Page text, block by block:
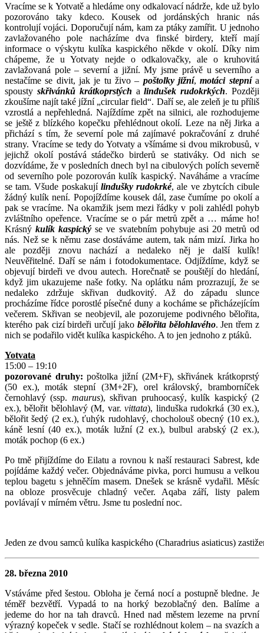
Vracíme se k Yotvatě a hledáme ony odkalovací nádrže, kde už bylo
pozorováno taky kdeco. Kousek od jordánských hranic nás
kontrolují vojáci. Doporučují nám, kam za ptáky zamířit. U jednoho
zavlažovaného pole nacházíme dva finské birdery, kteří mají
informace o výskytu kulíka kaspického někde v okolí. Díky nim
chápeme, že u Yotvaty nejde o odkalovačky, ale o kruhovitá
zavlažovaná pole – severní a jižní. My jsme právě u severního a
nestačíme se divit, jak je tu živo – poštolky jižní,motáci stepnía
spousty skřivánků krátkoprstých alindušek rudokrkých. Později
zkoušíme najít také jížní „circular field“. Daří se, ale zeleň je tu příliš
vzrostlá a nepřehledná. Najíždíme zpět na silnici, ale rozhodujeme
se ještě z blízkého kopečku přehlédnout okolí. Leze na něj Jirka a
přichází s tím, že severní pole má zajímavé pokračování z druhé
strany. Vracíme se tedy do Yotvaty a všímáme si dvou mikrobusů, v
jejichž okolí postává stádečko birderů se stativáky. Od nich se
dozvídáme, že v posledních dnech byl na cibulových polích severně
od severního pole pozorován kulík kaspický. Naváháme a vracíme
se tam. Všude poskakují lindušky rudokrké, ale ve zbytcích cibule
žádný kulík není. Popojíždíme kousek dál, zase čumíme po okolí a
pak se vracíme. Na okamžik jsem mezi řádky v poli zahlédl pohyb
zvláštního opeřence. Vracíme se o pár metrů zpět a … máme ho!
Krásnýkulík kaspický se ve svatebním pohybuje asi 20 metrů od
nás. Než se k němu zase dostáváme autem, tak nám mizí. Jirka ho
ale později znovu nachází a nedaleko něj je další kulík!
Neuvěřitelné. Daří se nám i fotodokumentace. Odjíždíme, když se
objevují birdeři ve dvou autech. Horečnatě se pouštějí do hledání,
když jim ukazujeme naše fotky. Na oplátku nám prozrazují, že se
nedaleko zdržuje skřivan dudkovitý. Až do západu slunce
procházíme řídce porostlé písečné duny a kocháme se přicházejícím
večerem. Skřivan se neobjevil, ale pozorujeme podivného bělořita,
kterého pak cizí birdeři určují jako bělořita bělohlavého. Jen třem z
nich se podařilo vidět kulíka kaspického. A to jen jednoho z ptáků.
Yotvata
15:00 – 19:10
pozorované druhy: poštolka jižní (2M+F), skřivánek krátkoprstý
(50 ex.), moták stepní (3M+2F), orel královský, bramborníček
černohlavý (ssp. maurus), skřivan pruhoocasý, kulík kaspický (2
ex.), bělořit bělohlavý (M, var.vittata), linduška rudokrká (30 ex.),
bělořit šedý (2 ex.), ťuhýk rudohlavý, chocholouš obecný (10 ex.),
káně lesní (40 ex.), moták lužní (2 ex.), bulbul arabský (2 ex.),
moták pochop (6 ex.)
Po tmě přijíždíme do Eilatu a rovnou k naší restauraci Sabrest, kde
pojídáme každý večer. Objednáváme pivka, porci humusu a velkou
teplou bagetu s jehněčím masem. Dnešek se krásně vydařil. Měsíc
na obloze prosvěcuje chladný večer. Aqaba září, listy palem
povlávají v mírném větru. Jsme tu poslední noc.
Jeden ze dvou samců kulíka kaspického (Charadrius asiaticus)
28. března 2010
Vstáváme před šestou. Obloha je černá nocí a postupně bledne. Je
téměř bezvětří. Vypadá to na horký bezoblačný den. Balíme a
jedeme do hor na tah dravců. Hned nad městem lezeme na první
výrazný kopeček v sedle. Stačí se rozhlédnout kolem – na svazích a